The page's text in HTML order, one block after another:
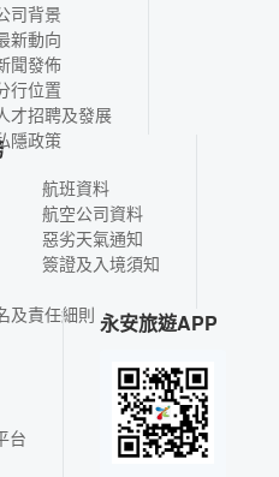
司背景
新動向
聞發佈
行位置
才招聘及發展
隱政策
航班資料
航空公司資料
惡劣天氣通知
簽證及入境須知
及責任細則
台
永安旅遊APP